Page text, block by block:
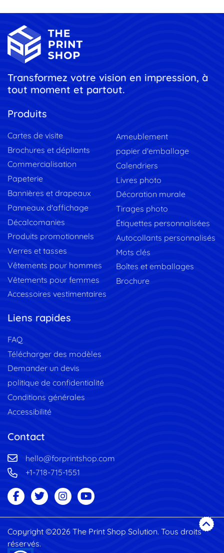
Transformez votre vision en impression, à
tout moment et partout.
Produits
Cartes de visite
Brochures et dépliants
Commercialisation
Papeterie
Bannières et drapeaux
Panneaux d'affichage
Décalcomanies
Produits promotionnels
Verres et tasses
Vêtements pour hommes
Vêtements pour femmes
Accessoires vestimentaires
Ameublement
papier d'emballage
Calendriers
Livres photo
Décoration murale
Tirages photo
Étiquettes personnalisées
Autocollants personnalisés
Mots clés
Boîtes et emballages
Brochure
Liens rapides
FAQ
Télécharger des modèles
Demander un devis
politique de confidentialité
Conditions générales
Accessibilité
Contact
hello@forprintshop.com
+1-718-715-1551
Copyright ©2026 The Print Shop Solution. Tous droits
réservés.